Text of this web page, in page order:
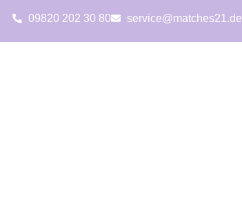
09820 202 30 80 service@matches21.de